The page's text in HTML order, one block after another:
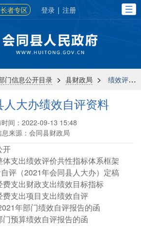
长者专区 登录 | 注册
门信息公开目录 > 县财政局 > 绩效评价
人大办绩效自评资料
时间：2022-09-13 15:48
息来源：会同县财政局
开
支出绩效评价共性指标体系框架
评（2021年会同县人大办）定稿
支出财政支出绩效目标指标
支出项目支出绩效自评
年部门绩效自评报告的函
预算绩效自评报告的函